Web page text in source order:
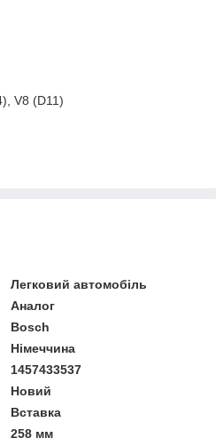
V8 (D11)
Легковий автомобіль
Аналог
Bosch
Німеччина
1457433537
Новий
Вставка
258 мм